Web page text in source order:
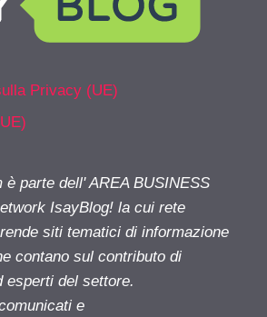
Privacy (UE)
è parte dell' AREA BUSINESS
IsayBlog! la cui rete
siti tematici di informazione
contano sul contributo di
esperti del settore.
e